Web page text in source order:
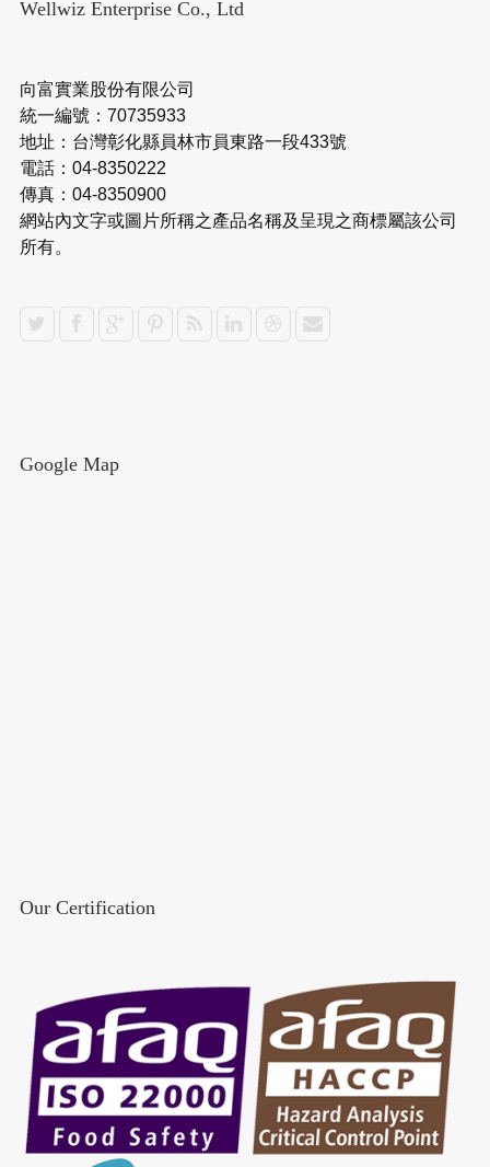
Wellwiz Enterprise Co., Ltd
向富實業股份有限公司
統一編號：70735933
地址：台灣彰化縣員林市員東路一段433號
電話：04-8350222
傳真：04-8350900
網站內文字或圖片所稱之產品名稱及呈現之商標屬該公司
所有。
Google Map
Our Certification